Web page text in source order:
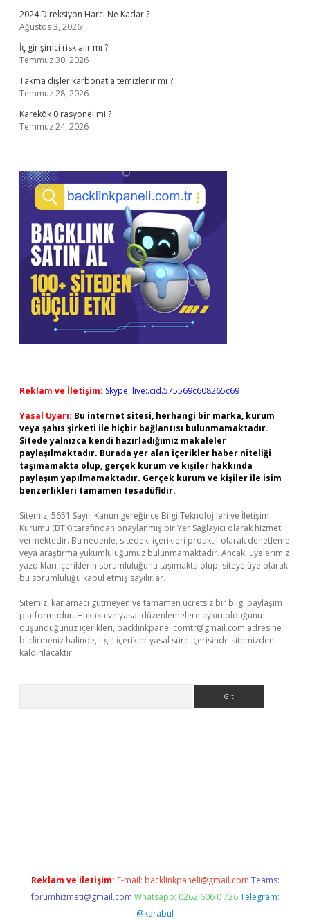
2024 Direksiyon Harcı Ne Kadar ?
Ağustos 3, 2026
İç girişimci risk alır mı ?
Temmuz 30, 2026
Takma dişler karbonatla temizlenir mi ?
Temmuz 28, 2026
Karekök 0 rasyonel mi ?
Temmuz 24, 2026
Reklam ve İletişim: Skype: live:.cid.575569c608265c69
Yasal Uyarı: Bu internet sitesi, herhangi bir marka, kurum
veya şahıs şirketi ile hiçbir bağlantısı bulunmamaktadır.
Sitede yalnızca kendi hazırladığımız makaleler
paylaşılmaktadır. Burada yer alan içerikler haber niteliği
taşımamakta olup, gerçek kurum ve kişiler hakkında
paylaşım yapılmamaktadır. Gerçek kurum ve kişiler ile isim
benzerlikleri tamamen tesadüfidir.
Sitemiz, 5651 Sayılı Kanun gereğince Bilgi Teknolojileri ve İletişim
Kurumu (BTK) tarafından onaylanmış bir Yer Sağlayıcı olarak hizmet
vermektedir. Bu nedenle, sitedeki içerikleri proaktif olarak denetleme
veya araştırma yükümlülüğümüz bulunmamaktadır. Ancak, üyelerimiz
yazdıkları içeriklerin sorumluluğunu taşımakta olup, siteye üye olarak
bu sorumluluğu kabul etmiş sayılırlar.
Sitemiz, kar amacı gütmeyen ve tamamen ücretsiz bir bilgi paylaşım
platformudur. Hukuka ve yasal düzenlemelere aykırı olduğunu
düşündüğünüz içerikleri, backlinkpanelicomtr@gmail.com adresine
bildirmeniz halinde, ilgili içerikler yasal süre içerisinde sitemizden
kaldırılacaktır.
Reklam ve İletişim: E-mail: backlinkpaneli@gmail.com Teams:
forumhizmeti@gmail.com Whatsapp: 0262 606 0 726 Telegram:
@karabul